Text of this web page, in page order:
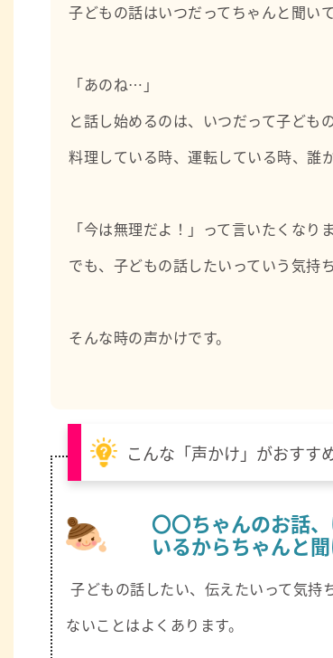
子どもの話はいつだってちゃんと聞い
「あのね…」
と話し始めるのは、いつだって子ども
料理している時、運転している時、誰
「今は無理だよ！」って言いたくなり
でも、子どもの話したいっていう気持
そんな時の声かけです。
こんな「声かけ」がおすす
〇〇ちゃんのお話
いるからちゃんと
子どもの話したい、伝えたいって気持
ないことはよくあります。